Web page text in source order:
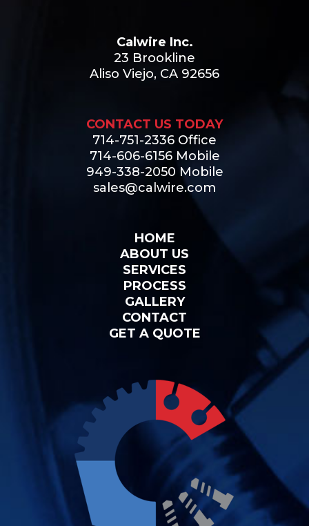
Calwire Inc.
23 Brookline
Aliso Viejo, CA 92656
CONTACT US TODAY
714-751-2336 Office
714-606-6156 Mobile
949-338-2050 Mobile
sales@calwire.com
HOME
ABOUT US
SERVICES
PROCESS
GALLERY
CONTACT
GET A QUOTE